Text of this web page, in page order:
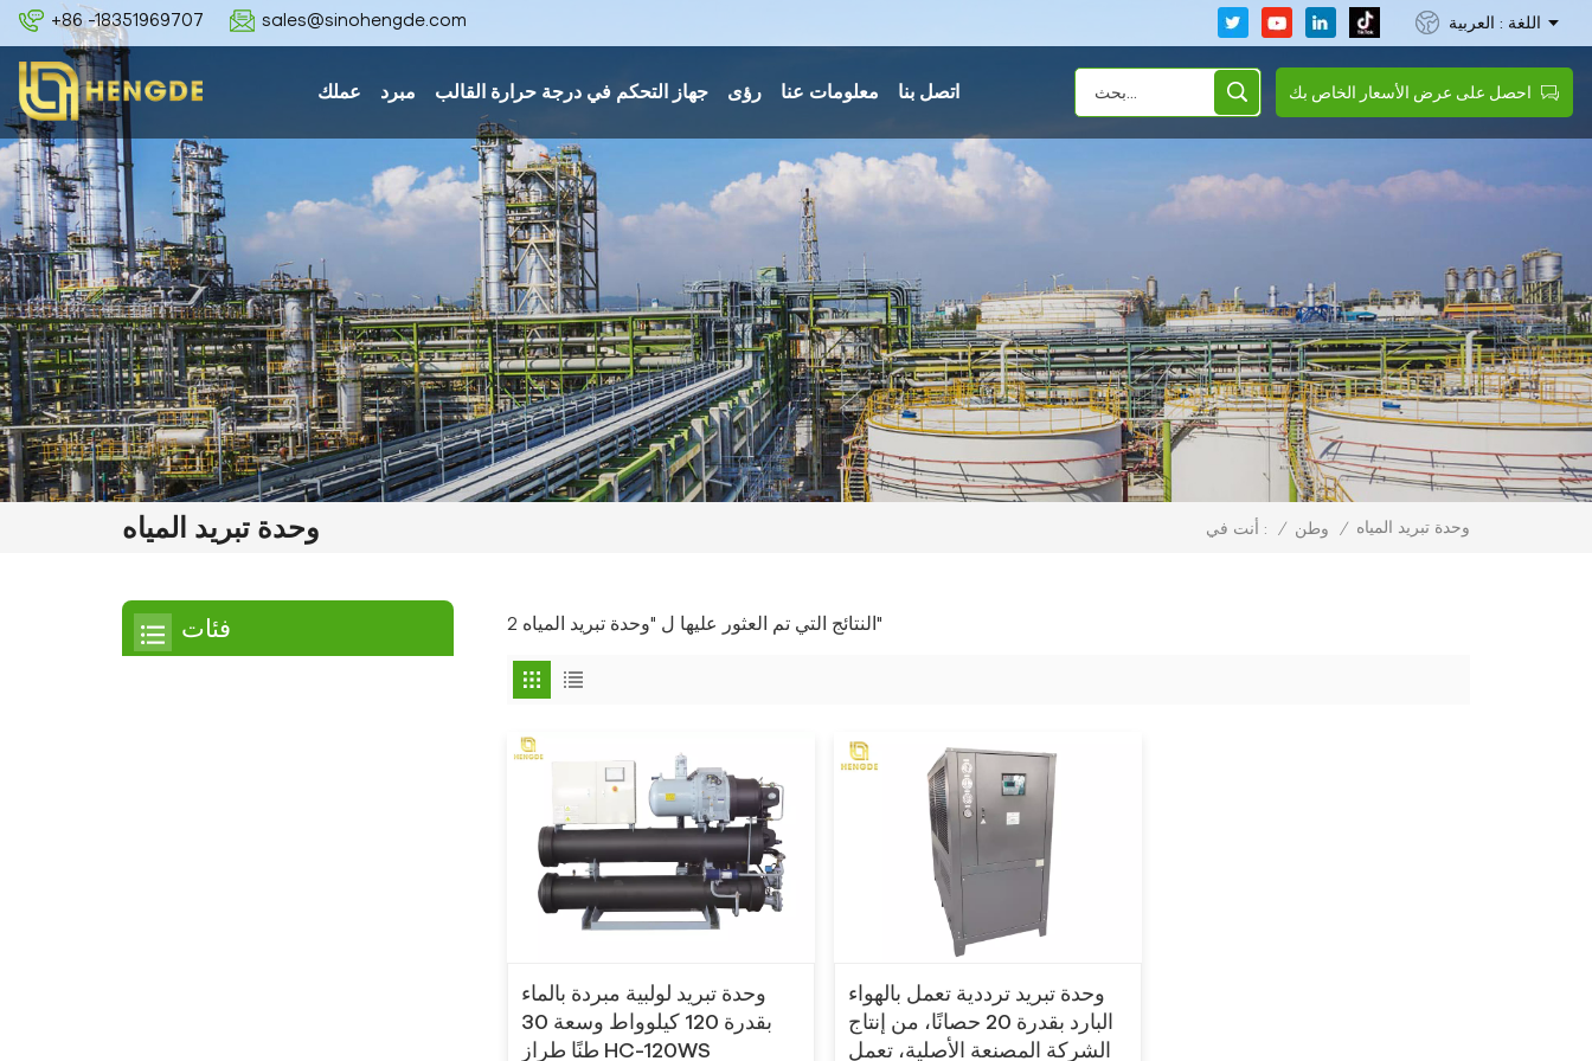
+86 -18351969707 sales@sinohengde.com اللغة : العربية
عملك مبرد جهاز التحكم في درجة حرارة القالب رؤى معلومات عنا اتصل بنا احصل على عرض الأسعار الخاص بك
وحدة تبريد المياه أنت في : / وطن / وحدة تبريد المياه
2 النتائج التي تم العثور عليها ل "وحدة تبريد المياه"
وحدة تبريد لولبية مبردة بالماء
بقدرة 120 كيلوواط وسعة 30
طنًا طراز HC-120WS
وحدة تبريد ترددية تعمل بالهواء
البارد بقدرة 20 حصانًا، من إنتاج
الشركة المصنعة الأصلية، تعمل
فئات